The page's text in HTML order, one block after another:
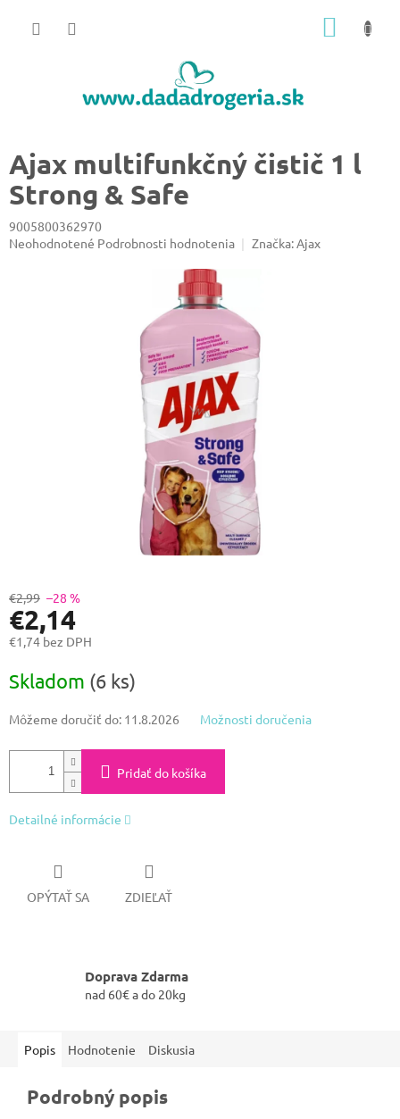
Ajax multifunkčný čistič 1 l
Strong & Safe
9005800362970
Priemerné
Neohodnotené Podrobnosti hodnotenia Značka:Ajax
€2,99 –28 %
€2,14
€1,74 bez DPH
cena:
Skladom (6 ks)
Môžeme doručiť do: 11.8.2026 Možnosti doručenia
Pridať do košíka
Detailné informácie
OPÝTAŤ SA ZDIEĽAŤ
Doprava Zdarma
nad 60€ a do 20kg
Popis Hodnotenie Diskusia
Podrobný popis